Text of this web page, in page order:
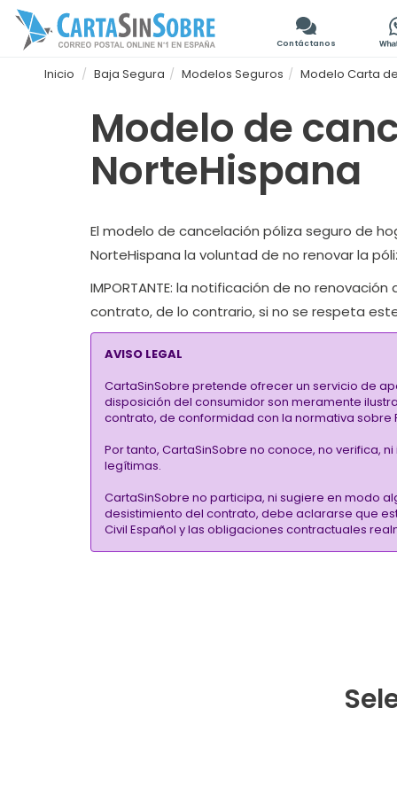
Contáctanos
Inicio Baja Segura Modelos Seguros Modelo Carta
Modelo de
NorteHispana
El modelo de cancelación póliza seguro de
NorteHispana la voluntad de no renovar la
IMPORTANTE: la notificación de no
contrato, de lo contrario, si no se respeta
AVISO LEGAL
CartaSinSobre pretende ofrecer un servicio de
disposición del consumidor son meramente
contrato, de conformidad con la normativa sobre
Por tanto, CartaSinSobre no conoce, no verifica,
legítimas.
CartaSinSobre no participa, ni sugiere en modo
desistimiento del contrato, debe aclararse que
Civil Español y las obligaciones contractuales